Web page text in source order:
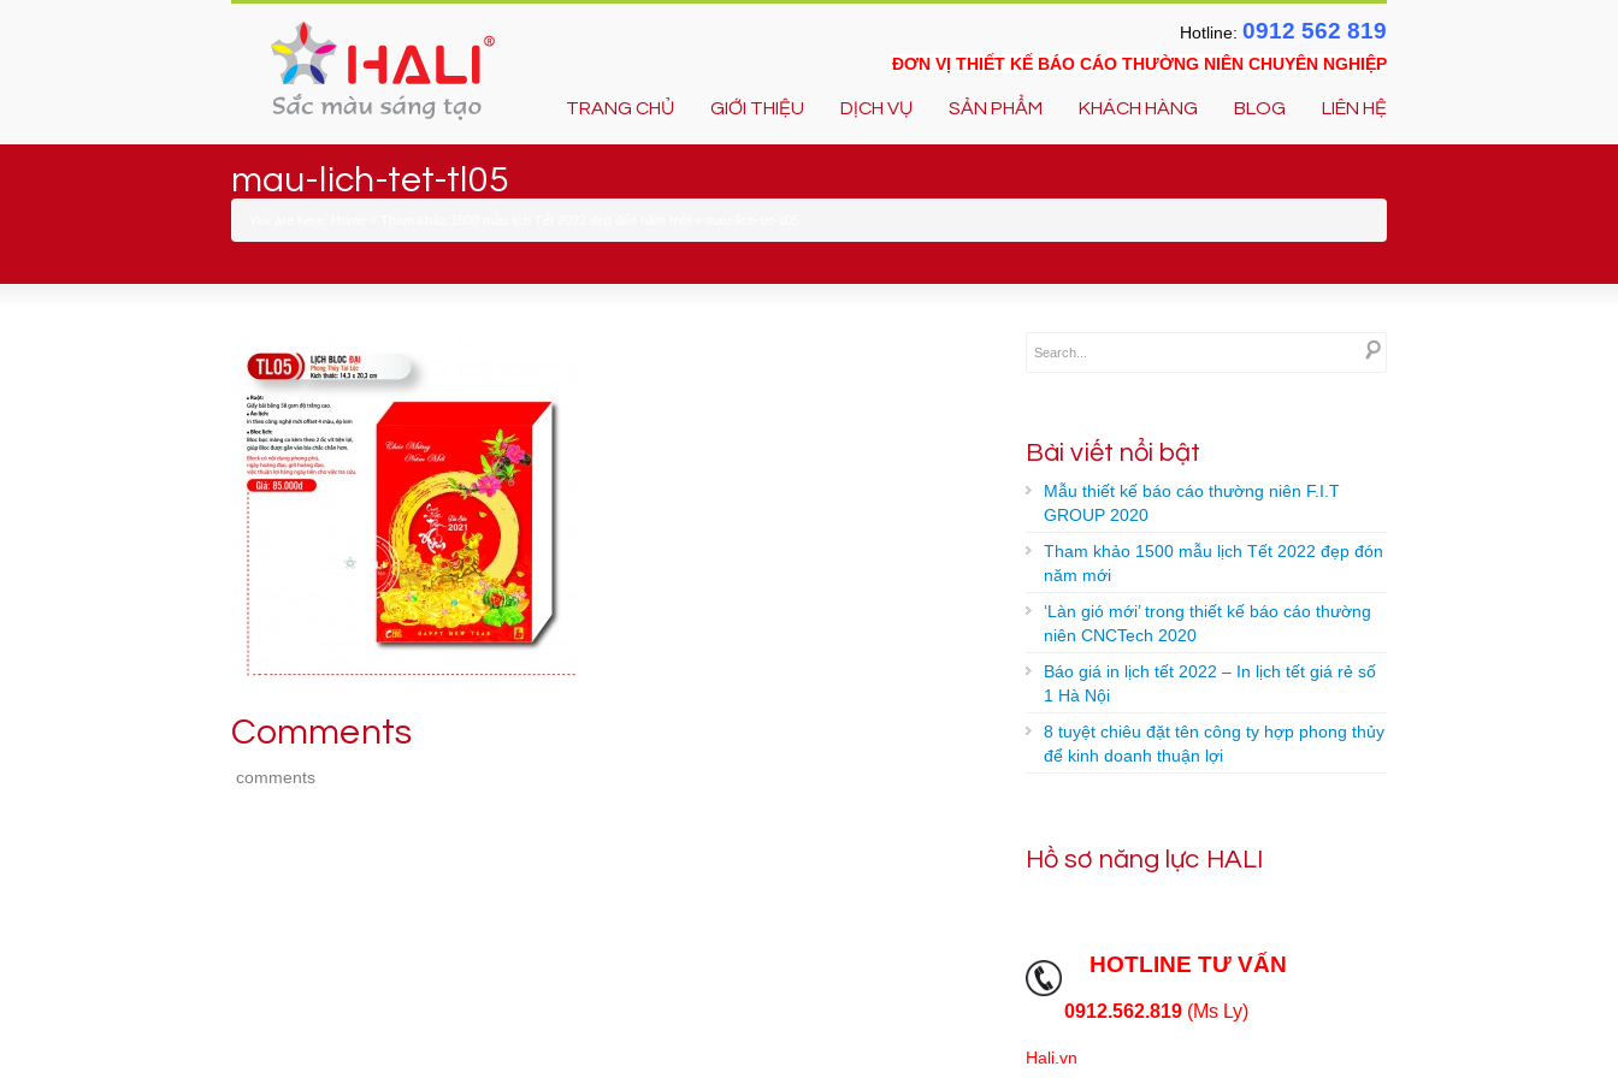
Hotline: 0912 562 819
ĐƠN VỊ THIẾT KẾ BÁO CÁO THƯỜNG NIÊN CHUYÊN NGHIỆP
TRANG CHỦ GIỚI THIỆU DỊCH VỤ SẢN PHẨM KHÁCH HÀNG BLOG LIÊN HỆ
mau-lich-tet-tl05
Comments
comments
Bài viết nổi bật
Mẫu thiết kế báo cáo thường niên F.I.T
GROUP 2020
Tham khảo 1500 mẫu lịch Tết 2022 đẹp đón
năm mới
‘Làn gió mới’ trong thiết kế báo cáo thường
niên CNCTech 2020
Báo giá in lịch tết 2022 – In lịch tết giá rẻ số
1 Hà Nội
8 tuyệt chiêu đặt tên công ty hợp phong thủy
để kinh doanh thuận lợi
Hồ sơ năng lực HALI
HOTLINE TƯ VẤN
0912.562.819 (Ms Ly)
Hali.vn